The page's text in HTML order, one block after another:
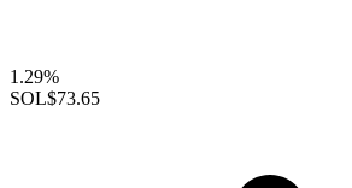
1.29%
SOL$73.65